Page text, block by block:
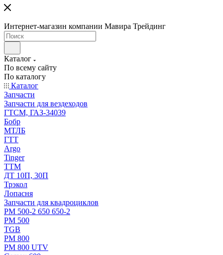
Интернет-магазин компании Мавира Трейдинг
Каталог
По всему сайту
По каталогу
Каталог
Запчасти
Запчасти для вездеходов
ГТСМ, ГАЗ-34039
Бобр
МТЛБ
ГТТ
Argo
Tinger
ТТМ
ДТ 10П, 30П
Трэкол
Лопасня
Запчасти для квадроциклов
РМ 500-2 650 650-2
РМ 500
TGB
РМ 800
РМ 800 UTV